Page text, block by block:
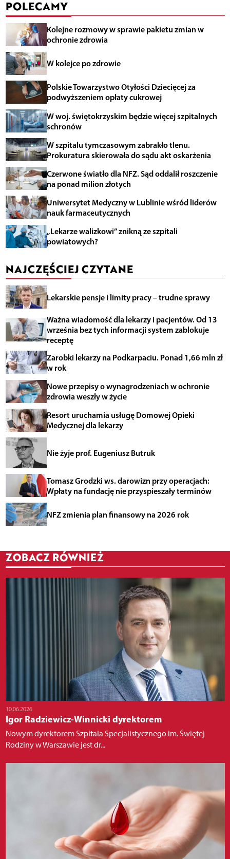
POLECAMY
Kolejne rozmowy w sprawie pakietu zmian w
ochronie zdrowia
W kolejce po zdrowie
Polskie Towarzystwo Otyłości Dziecięcej za
podwyższeniem opłaty cukrowej
W woj. świętokrzyskim będzie więcej szpitalnych
schronów
W szpitalu tymczasowym zabrakło tlenu.
Prokuratura skierowała do sądu akt oskarżenia
Czerwone światło dla NFZ. Sąd oddalił roszczenie
na ponad milion złotych
Uniwersytet Medyczny w Lublinie wśród liderów
nauk farmaceutycznych
„Lekarze walizkowi” znikną ze szpitali
powiatowych?
NAJCZĘŚCIEJ CZYTANE
Lekarskie pensje i limity pracy – trudne sprawy
Ważna wiadomość dla lekarzy i pacjentów. Od 13
września bez tych informacji system zablokuje
receptę
Zarobki lekarzy na Podkarpaciu. Ponad 1,66 mln zł
w rok
Nowe przepisy o wynagrodzeniach w ochronie
zdrowia weszły w życie
Resort uruchamia usługę Domowej Opieki
Medycznej dla lekarzy
Nie żyje prof. Eugeniusz Butruk
Tomasz Grodzki ws. darowizn przy operacjach:
Wpłaty na fundację nie przyspieszały terminów
NFZ zmienia plan finansowy na 2026 rok
ZOBACZ RÓWNIEŻ
10.06.2026
Igor Radziewicz-Winnicki dyrektorem
Nowym dyrektorem Szpitala Specjalistycznego im. Świętej
Rodziny w Warszawie jest dr...